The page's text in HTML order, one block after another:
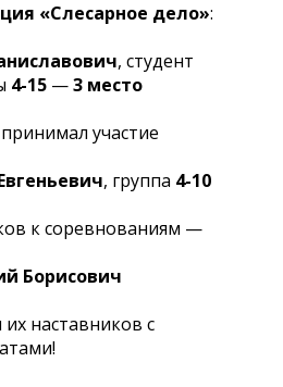
«Слесарное дело»:
, студент
4-15 —3 место
участие
, группа 4-10
к соревнованиям —
Борисович
наставников с